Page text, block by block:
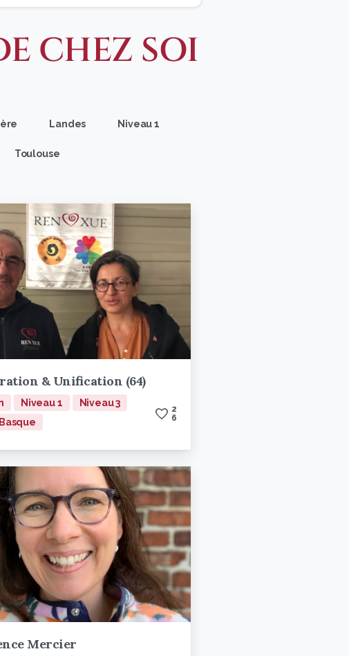
CHEZ SOI
Landes Niveau 1
Toulouse
& Unification (64)
Niveau 1
Niveau 3
2
6
Mercier